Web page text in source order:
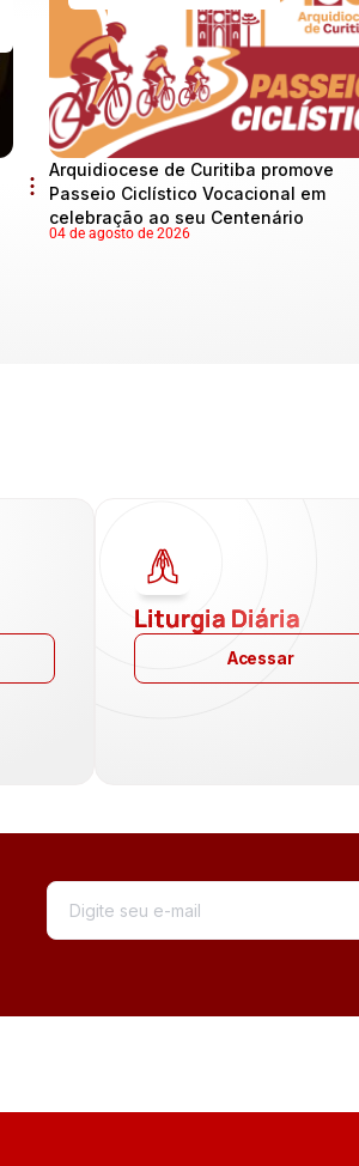
Arquidiocese de Curitiba promove
Passeio Ciclístico Vocacional em
celebração ao seu Centenário
04 de agosto de 2026
Liturgia Diária
Acessar